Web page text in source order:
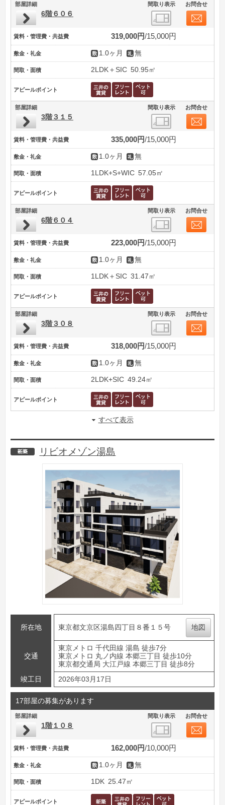
部屋詳細 間取り表示 お問合せ
6階６０６
賃料・管理費・共益費 319,000円 15,000円
敷金・礼金 1.0ヶ月 無
間取・面積 2LDK＋SIC 50.95㎡
アピールポイント
部屋詳細 間取り表示 お問合せ
3階３１５
賃料・管理費・共益費 335,000円 15,000円
敷金・礼金 1.0ヶ月 無
間取・面積 1LDK+S+WIC 57.05㎡
アピールポイント
部屋詳細 間取り表示 お問合せ
6階６０４
賃料・管理費・共益費 223,000円 15,000円
敷金・礼金 1.0ヶ月 無
間取・面積 1LDK＋SIC 31.47㎡
アピールポイント
部屋詳細 間取り表示 お問合せ
3階３０８
賃料・管理費・共益費 318,000円 15,000円
敷金・礼金 1.0ヶ月 無
間取・面積 2LDK+SIC 49.24㎡
アピールポイント
すべて表示
新築
リビオメゾン湯島
所在地 東京都文京区湯島四丁目８番１５号 地図
交通
東京メトロ 千代田線 湯島 徒歩7分
東京メトロ 丸ノ内線 本郷三丁目 徒歩10分
東京都交通局 大江戸線 本郷三丁目 徒歩8分
竣工日
2026年03月17日
17部屋の募集があります
部屋詳細 間取り表示 お問合せ
1階１０８
賃料・管理費・共益費 162,000円 10,000円
敷金・礼金 1.0ヶ月 無
間取・面積 1DK 25.47㎡
アピールポイント